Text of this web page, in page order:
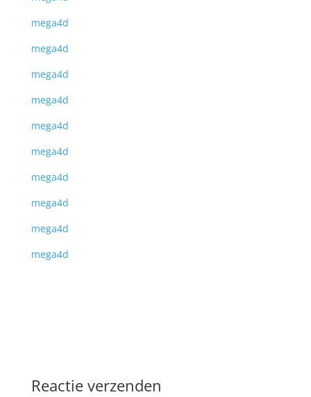
mega4d
mega4d
mega4d
mega4d
mega4d
mega4d
mega4d
mega4d
mega4d
mega4d
Reactie verzenden